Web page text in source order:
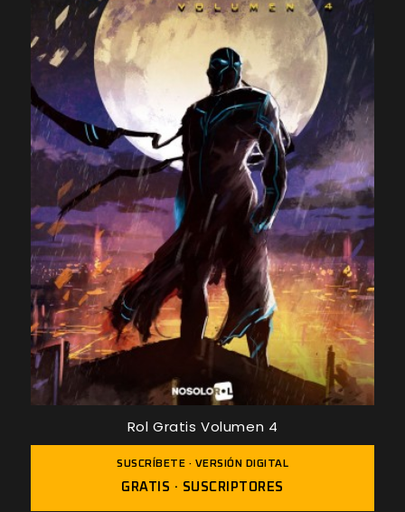
Rol Gratis Volumen 4
SUSCRÍBETE · VERSIÓN DIGITAL
GRATIS · SUSCRIPTORES